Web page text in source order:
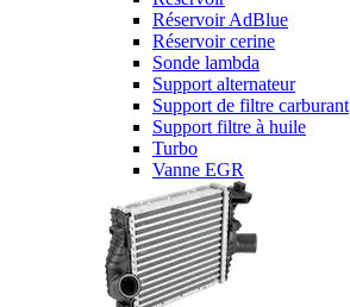
Réservoir AdBlue
Réservoir cerine
Sonde lambda
Support alternateur
Support de filtre carburant
Support filtre à huile
Turbo
Vanne EGR